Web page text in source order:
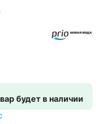
будет в наличии